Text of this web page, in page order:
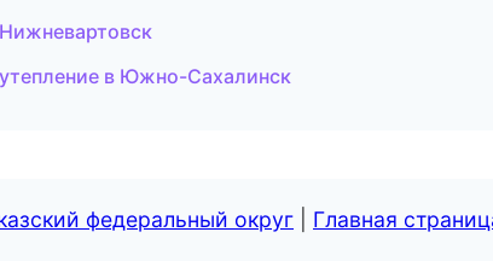
в Южно-Сахалинск
федеральный округ Главная